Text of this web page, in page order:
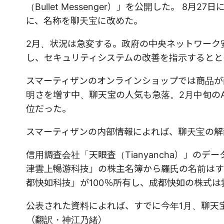
（Bullet Messenger）」を公開した。 8月27
に、名称を聊天宝に改めた。
2月、状況は急変する。政府の中央ネットワー
し、セキュリティシステムの改善を指示すると
スマーティザンのオンラインショップでは商品
明さを増す中、聊天宝の人気も急落。2月中旬
位だった。
スマーティザンの内部情報によれば、聊天宝の
信用調査会社「天眼査（Tianyancha）」のデー
津雲上暢游科技」の株主名簿から羅氏の名前は
都快如科技」が100％所有し、成都快如の株式
公表された資料によれば、すでに今年1月、聊
（翻訳・神江乃緒）